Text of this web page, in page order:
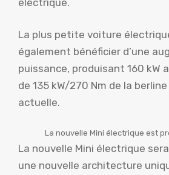
La plus petite voiture
également bénéficier d’une
puissance, produisant 160 kW
de 135 kW/270 Nm de la
actuelle.
La nouvelle Mini électrique est
La nouvelle Mini électrique
une nouvelle architecture